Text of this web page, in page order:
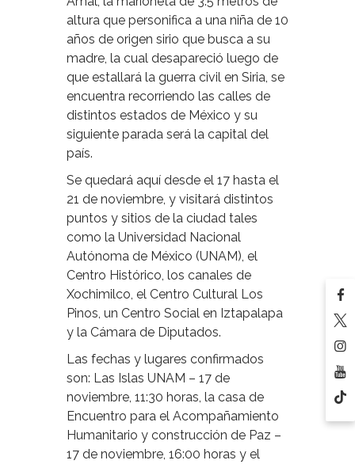
altura que personifica a una niña de 10
años de origen sirio que busca a su
madre, la cual desapareció luego de
que estallará la guerra civil en Siria, se
encuentra recorriendo las calles de
distintos estados de México y su
siguiente parada será la capital del
país.
Se quedará aquí desde el 17 hasta el
21 de noviembre, y visitará distintos
puntos y sitios de la ciudad tales
como la Universidad Nacional
Autónoma de México (UNAM), el
Centro Histórico, los canales de
Xochimilco, el Centro Cultural Los
Pinos, un Centro Social en Iztapalapa
y la Cámara de Diputados.
Las fechas y lugares confirmados
son: Las Islas UNAM – 17 de
noviembre, 11:30 horas, la casa de
Encuentro para el Acompañamiento
Humanitario y construcción de Paz –
17 de noviembre, 16:00 horas y el